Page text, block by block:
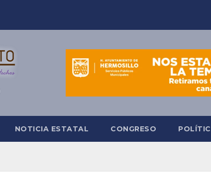
NOTICIA ESTATAL CONGRESO